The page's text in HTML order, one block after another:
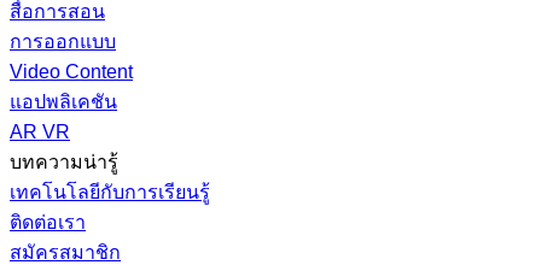
สื่อการสอน
การออกแบบ
Video Content
แอปพลิเคชัน
AR VR
บทความน่ารู้
เทคโนโลยีกับการเรียนรู้
ติดต่อเรา
สมัครสมาชิก